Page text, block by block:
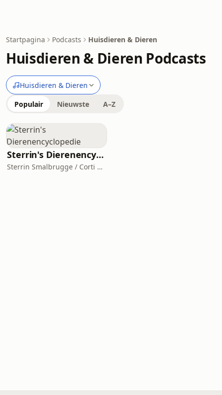
Startpagina Podcasts Huisdieren & Dieren
Huisdieren & Dieren Podcasts
Huisdieren & Dieren
Populair Nieuwste A–Z
Sterrin's Dierenencyclopedie
Sterrin Smalbrugge / Corti media